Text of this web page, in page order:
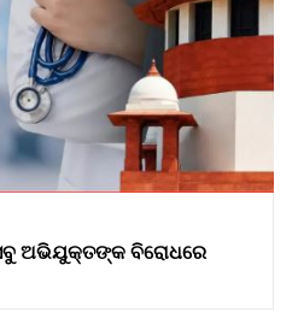
ଅଭିଯୁକ୍ତଙ୍କ ବିରୋଧରେ